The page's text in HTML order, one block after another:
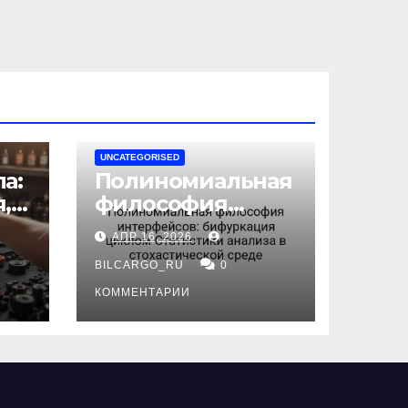
UNCATEGORISED
Полиномиальная
философия
интерфейсов:
бифуркация
циклом
Статистики
анализа в
среде
АПР 16, 2026
BILCARGO_RU 0
КОММЕНТАРИИ